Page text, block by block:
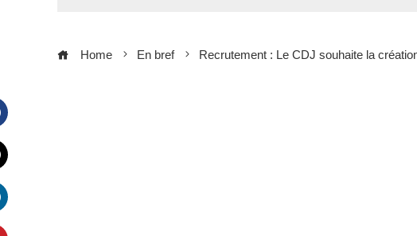
Home En bref Recrutement : Le CDJ souhaite la